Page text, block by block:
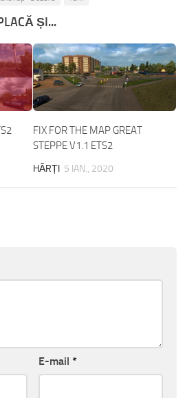
ȘI...
FIX FOR THE MAP GREAT
STEPPE V1.1 ETS2
HĂRȚI 5 IAN., 2020
E-mail *